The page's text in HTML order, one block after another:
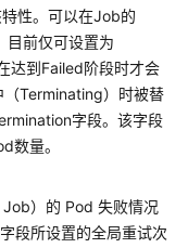
性。可以在Job的
前仅可设置为
达到Failed阶段时才会
Terminating）时被替
字段。该字段
数量。
）的 Pod 失败情况
段所设置的全局重试次